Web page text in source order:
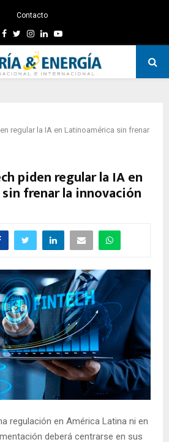
Contacto
Facebook
TwitterInstagram
LinkedinYoutube
regular la IA en Latinoamérica sin frenar
piden regular la IA en
frenar la innovación
regulación en América Latina ni en
deberá centrarse en sus